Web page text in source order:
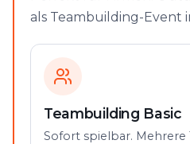
als Teambuilding-Event
Teambuilding Basic
Sofort spielbar. Mehrere